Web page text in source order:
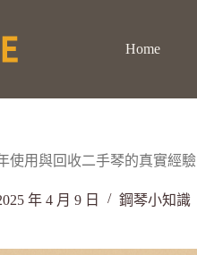
Home
使用與回收二手琴的真實經驗
年 4 月 9 日 鋼琴小知識